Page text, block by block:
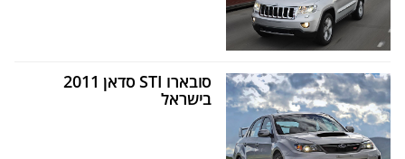
סובארו STI סדאן 2011
בישראל